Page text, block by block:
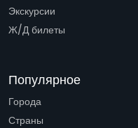
Экскурсии
Ж/Д билеты
Популярное
Города
Страны